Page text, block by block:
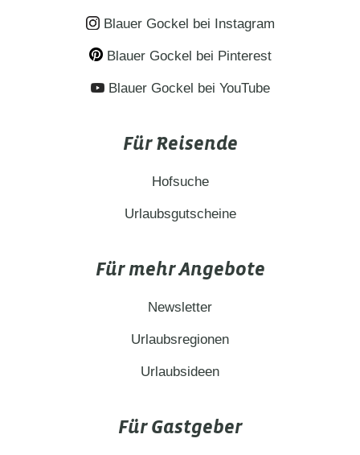
Blauer Gockel bei Instagram
Blauer Gockel bei Pinterest
Blauer Gockel bei YouTube
Für Reisende
Hofsuche
Urlaubsgutscheine
Für mehr Angebote
Newsletter
Urlaubsregionen
Urlaubsideen
Für Gastgeber